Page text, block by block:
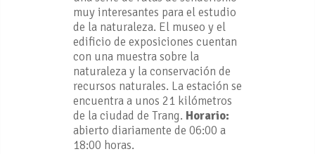
muy interesantes para el estudio
de la naturaleza. El museo y el
edificio de exposiciones cuentan
con una muestra sobre la
naturaleza y la conservación de
recursos naturales. La estación se
encuentra a unos 21 kilómetros
de la ciudad de Trang. Horario:
abierto diariamente de 06:00 a
18:00 horas.